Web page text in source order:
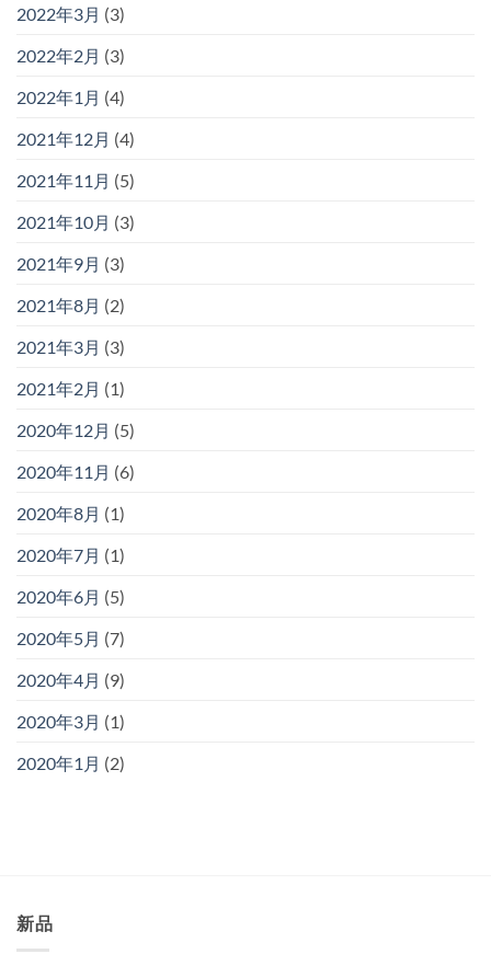
2022年3月 (3)
2022年2月 (3)
2022年1月 (4)
2021年12月 (4)
2021年11月 (5)
2021年10月 (3)
2021年9月 (3)
2021年8月 (2)
2021年3月 (3)
2021年2月 (1)
2020年12月 (5)
2020年11月 (6)
2020年8月 (1)
2020年7月 (1)
2020年6月 (5)
2020年5月 (7)
2020年4月 (9)
2020年3月 (1)
2020年1月 (2)
新品